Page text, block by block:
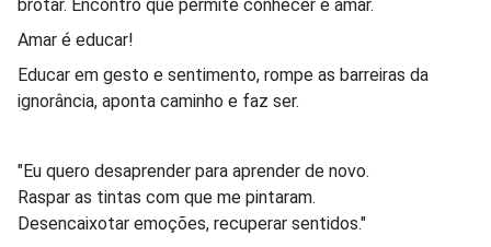
brotar. Encontro que permite conhecer e amar.
Amar é educar!
Educar em gesto e sentimento, rompe as barreiras da
ignorância, aponta caminho e faz ser.
"Eu quero desaprender para aprender de novo.
Raspar as tintas com que me pintaram.
Desencaixotar emoções, recuperar sentidos."